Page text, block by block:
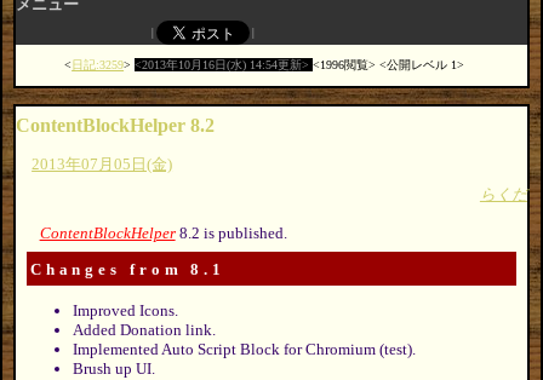
メニュー
日記:3259 2013年10月16日(水) 14:54更新 1996閲覧 公開レベル 1
ContentBlockHelper 8.2
2013年07月05日(金)
らくだ
ContentBlockHelper8.2 is published.
Changes from 8.1
Improved Icons.
Added Donation link.
Implemented Auto Script Block for Chromium (test).
Brush up UI.